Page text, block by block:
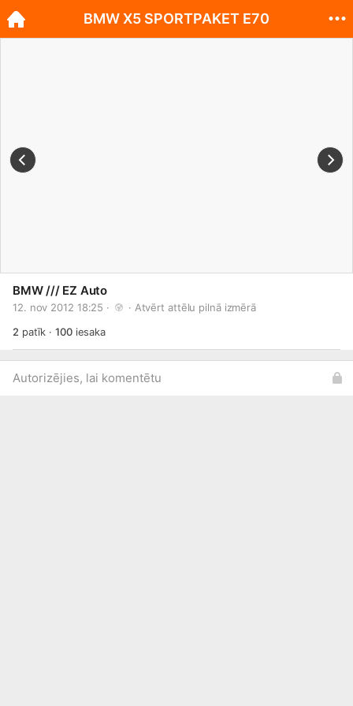
BMW /// EZ Auto
12. nov 2012 18:25 · · Atvērt attēlu pilnā izmērā
2 patīk ·100iesaka
Autorizējies, lai komentētu
BMW X5 SPORTPAKET E70